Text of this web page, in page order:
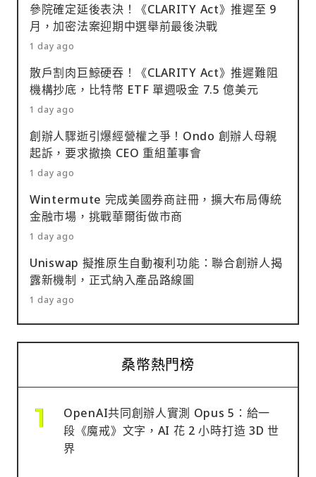
參院確定延後表決！《CLARITY Act》推遲至 9
月，加密法案迎期中選舉前最後決戰
1 day ago
散戶割肉巨鯨硬吞！《CLARITY Act》推遲難阻
機構抄底，比特幣 ETF 單週吸金 7.5 億美元
1 day ago
創辦人驟逝引爆經營權之爭！Ondo 創辦人母親
起訴，要求撤換 CEO 重組董事會
1 day ago
Wintermute 完成美國券商註冊，擴大布局傳統
金融市場，挑戰華爾街做市商
1 day ago
Uniswap 擬推原生自動複利功能：聯合創辦人揭
露新機制，正式納入產品路線圖
1 day ago
桑幣熱門榜
OpenAI共同創辦人實測 Opus 5：給一
段《魔戒》文字，AI 花 2 小時打造 3D 世
界